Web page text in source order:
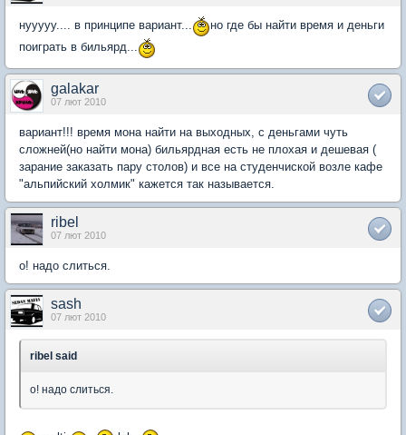
нууууу.... в принципе вариант...
но где бы найти время и деньги
поиграть в бильярд...
galakar
07 лют 2010
вариант!!! время мона найти на выходных, с деньгами чуть
сложней(но найти мона) бильярдная есть не плохая и дешевая (
зарание заказать пару столов) и все на студенчиской возле кафе
"альпийский холмик" кажется так называется.
ribel
07 лют 2010
о! надо слиться.
sash
07 лют 2010
ribel said
о! надо слиться.